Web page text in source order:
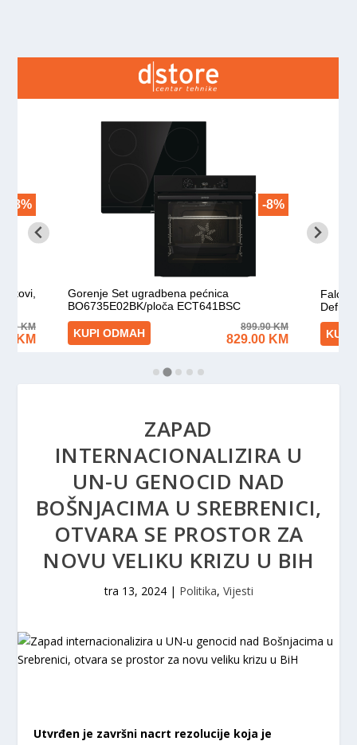
ZAPAD
INTERNACIONALIZIRA U
UN-U GENOCID NAD
BOŠNJACIMA U SREBRENICI,
OTVARA SE PROSTOR ZA
NOVU VELIKU KRIZU U BIH
tra 13, 2024| Politika, Vijesti
Utvrđen je završni nacrt rezolucije koja je